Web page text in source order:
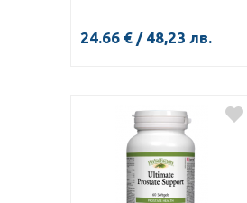
24.66 € / 48,23 лв.